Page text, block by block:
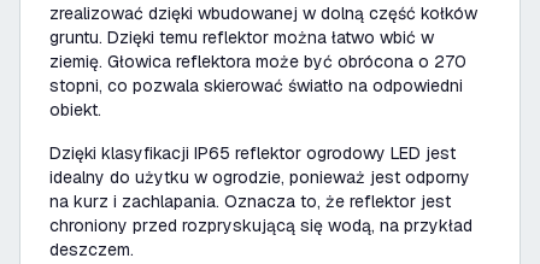
zrealizować dzięki wbudowanej w dolną część kołków
gruntu. Dzięki temu reflektor można łatwo wbić w
ziemię. Głowica reflektora może być obrócona o 270
stopni, co pozwala skierować światło na odpowiedni
obiekt.
Dzięki klasyfikacji IP65 reflektor ogrodowy LED jest
idealny do użytku w ogrodzie, ponieważ jest odporny
na kurz i zachlapania. Oznacza to, że reflektor jest
chroniony przed rozpryskującą się wodą, na przykład
deszczem.